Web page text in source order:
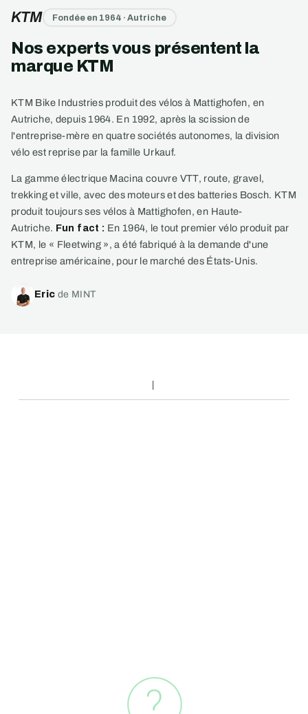
KTM Fondée en 1964 · Autriche
Nos experts vous présentent la
marque KTM
KTM Bike Industries produit des vélos à Mattighofen, en
Autriche, depuis 1964. En 1992, après la scission de
l'entreprise-mère en quatre sociétés autonomes, la division
vélo est reprise par la famille Urkauf.
La gamme électrique Macina couvre VTT, route, gravel,
trekking et ville, avec des moteurs et des batteries Bosch. KTM
produit toujours ses vélos à Mattighofen, en Haute-
Autriche. Fun fact : En 1964, le tout premier vélo produit par
KTM, le « Fleetwing », a été fabriqué à la demande d'une
entreprise américaine, pour le marché des États-Unis.
Eric de MINT